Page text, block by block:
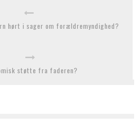
hørt i sager om forældremyndighed?
støtte fra faderen?